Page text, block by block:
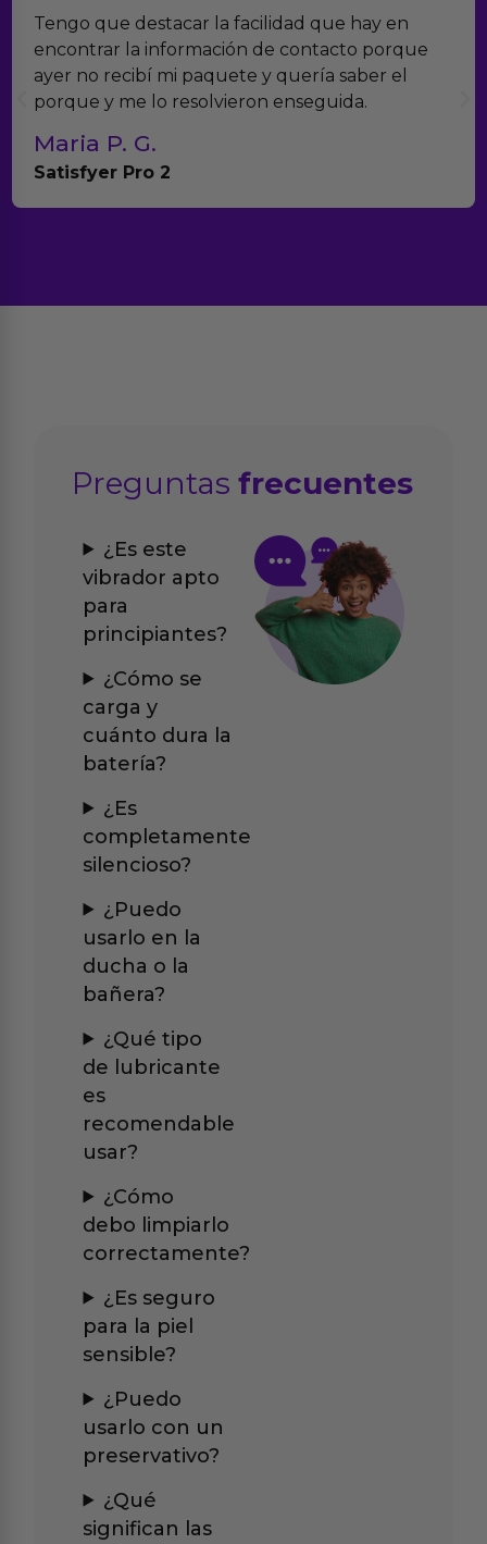
que destacar la facilidad que hay en
la información de contacto porque
no recibí mi paquete y quería saber el
y me lo resolvieron enseguida.
P. G.
Pro 2
Preguntasfrecuentes
¿Es este
vibrador apto
para
principiantes?
¿Cómo se
carga y
cuánto dura la
batería?
¿Es
completamente
silencioso?
¿Puedo
usarlo en la
ducha o la
bañera?
¿Qué tipo
de lubricante
es
recomendable
usar?
¿Cómo
debo limpiarlo
correctamente?
¿Es seguro
para la piel
sensible?
¿Puedo
usarlo con un
preservativo?
¿Qué
significan las